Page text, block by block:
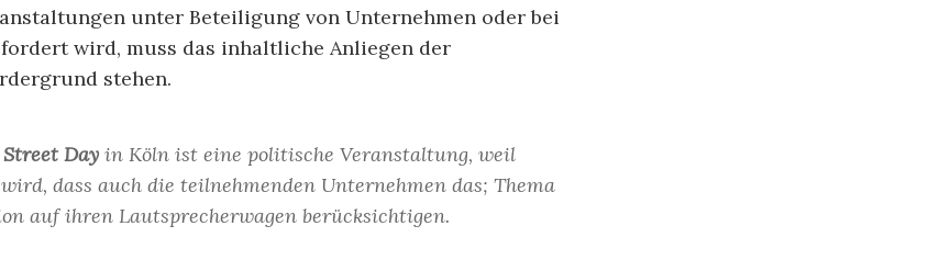
unter Beteiligung von Unternehmen oder bei
wird, muss das inhaltliche Anliegen der
stehen.
Day in Köln ist eine politische Veranstaltung, weil
dass auch die teilnehmenden Unternehmen das; Thema
auf ihren Lautsprecherwagen berücksichtigen.